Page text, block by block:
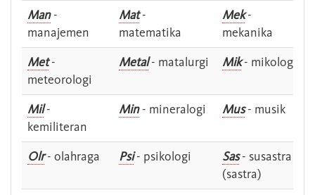
Man-
manajemen
Mat-
matematika
Mek-
mekanika
Met-
meteorologi
Metal- matalurgi Mik- mikologi
Mil-
kemiliteran
Min- mineralogi Mus- musik
Olr- olahraga Psi- psikologi Sas- susastra -
(sastra)